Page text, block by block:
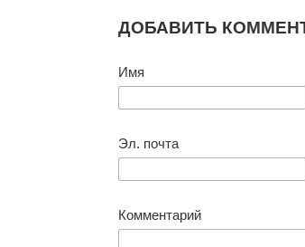
ДОБАВИТЬ
Имя
Эл. почта
Комментарий